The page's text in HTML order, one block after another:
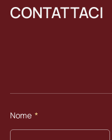
CONTATTACI
Nome